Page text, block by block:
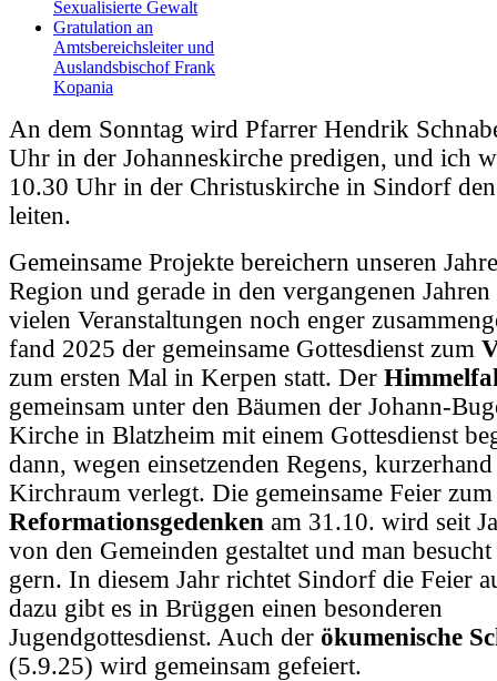
Sexualisierte Gewalt
Gratulation an
Amtsbereichsleiter und
Auslandsbischof Frank
Kopania
An dem Sonntag wird Pfarrer Hendrik
Uhr in der Johanneskirche predigen, und ich
10.30 Uhr in der Christuskirche in Sindorf
leiten.
Gemeinsame Projekte bereichern unseren
Region und gerade in den vergangenen
vielen Veranstaltungen noch enger
fand 2025 der gemeinsame Gottesdienst zum
zum ersten Mal in Kerpen statt. Der
gemeinsam unter den Bäumen der Johann-
Kirche in Blatzheim mit einem Gottesdienst
dann, wegen einsetzenden Regens,
Kirchraum verlegt. Die gemeinsame Feier zum
Reformationsgedenken am 31.10. wird seit
von den Gemeinden gestaltet und man
gern. In diesem Jahr richtet Sindorf die Feier
dazu gibt es in Brüggen einen besonderen
Jugendgottesdienst. Auch der ökumenische
(5.9.25) wird gemeinsam gefeiert.